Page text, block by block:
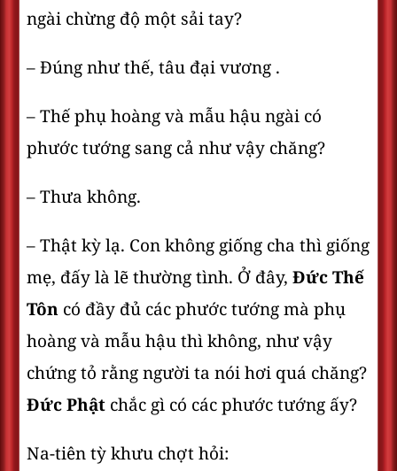
ngài chừng độ một sải tay?
– Đúng như thế, tâu đại vương .
– Thế phụ hoàng và mẫu hậu ngài có
phước tướng sang cả như vậy chăng?
– Thưa không.
– Thật kỳ lạ. Con không giống cha thì giống
mẹ, đấy là lẽ thường tình. Ở đây, Đức Thế
Tôn có đầy đủ các phước tướng mà phụ
hoàng và mẫu hậu thì không, như vậy
chứng tỏ rằng người ta nói hơi quá chăng?
Đức Phật chắc gì có các phước tướng ấy?
Na-tiên tỳ khưu chợt hỏi: